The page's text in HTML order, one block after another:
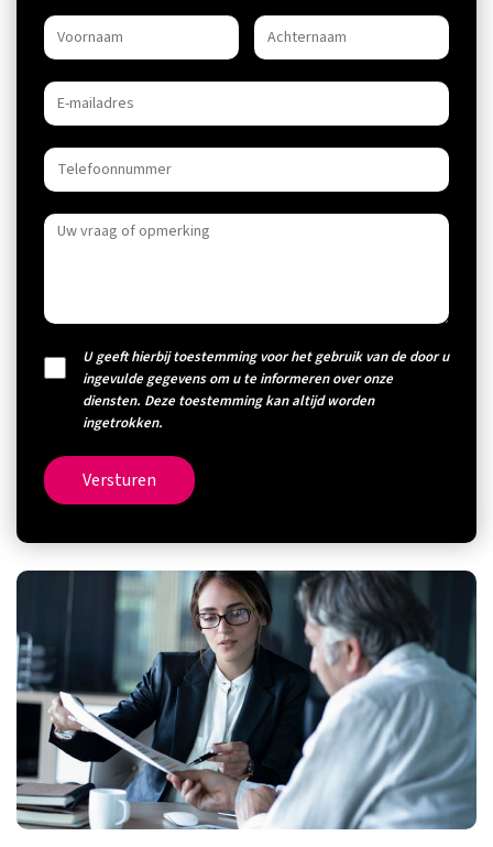
U geeft hierbij toestemming voor het gebruik van de door u
ingevulde gegevens om u te informeren over onze
diensten. Deze toestemming kan altijd worden
ingetrokken.
Versturen